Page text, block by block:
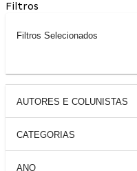
Filtros
Filtros Selecionados
AUTORES E COLUNISTAS
CATEGORIAS
ANO